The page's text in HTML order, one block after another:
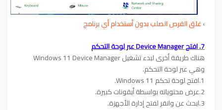
›غلق القرص الصلب بدون أستخدام أي برنامج
7. افتح Device Manager عبر لوحة التحكم
هناك طريقة أخرى لبدء تشغيل Windows 11 Device Manager
وهي عبر لوحة التحكم.
1.افتح لوحة تحكم Windows 11.
2.عرض محتوياته بواسطة أيقونات كبيرة.
3.ابحث عن وانقر لفتح إدارة الأجهزة.